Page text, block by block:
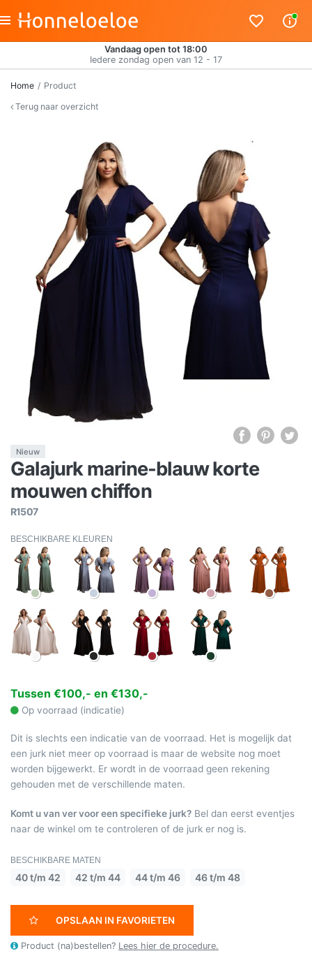
Vandaag open tot 18:00
Iedere zondag open van 12 - 17
Home
Product
Terug naar overzicht
Nieuw
Galajurk marine-blauw korte
mouwen chiffon
R1507
BESCHIKBARE KLEUREN
Tussen €100,- en €130,-
Op voorraad (indicatie)
Dit is slechts een indicatie van de voorraad. Het is mogelijk dat
een jurk niet meer op voorraad is maar de website nog moet
worden bijgewerkt. Er wordt in de voorraad geen rekening
gehouden met de verschillende maten.
Komt u van ver voor een specifieke jurk? Bel dan eerst eventjes
naar de winkel om te controleren of de jurk er nog is.
BESCHIKBARE MATEN
40 t/m 42 42 t/m 44 44 t/m 46 46 t/m 48
OPSLAAN IN FAVORIETEN
Product (na)bestellen? Lees hier de procedure.